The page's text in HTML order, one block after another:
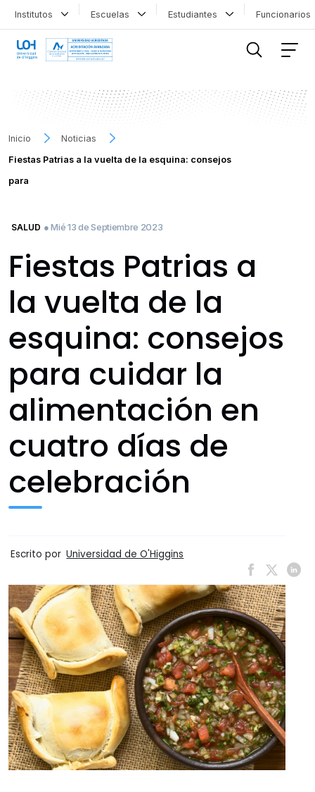
Institutos Escuelas Estudiantes
Inicio
Noticias
Fiestas Patrias a la vuelta de la esquina: consejos
para
SALUD ● Mié 13 de Septiembre 2023
Fiestas Patrias a
la vuelta de la
esquina: consejos
para cuidar la
alimentación en
cuatro días de
celebración
Escrito por Universidad de O'Higgins